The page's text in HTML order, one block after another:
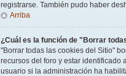
registrarse. También pudo haber
Arriba
¿Cuál es la función de "Borrar
"Borrar todas las cookies del Sitio"
recursos del foro y estar identificado
usuario si la administración ha